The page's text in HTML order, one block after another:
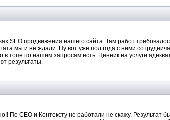
SEO продвижения нашего сайта. Там работ
мы и не ждали. Ну вот уже пол года с ними
в топе по нашим запросам есть. Ценник на услуги
результаты.
СЕО и Контексту не работали не скажу. Результат